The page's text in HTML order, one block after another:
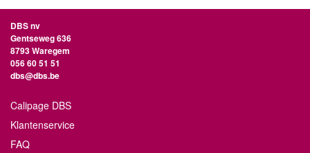
DBS nv
Gentseweg 636
8793 Waregem
056 60 51 51
dbs@dbs.be
Calipage DBS
Klantenservice
FAQ